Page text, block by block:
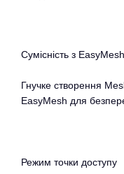
Сумісність з EasyMesh
Гнучке створення
EasyMesh для
Режим точки доступу